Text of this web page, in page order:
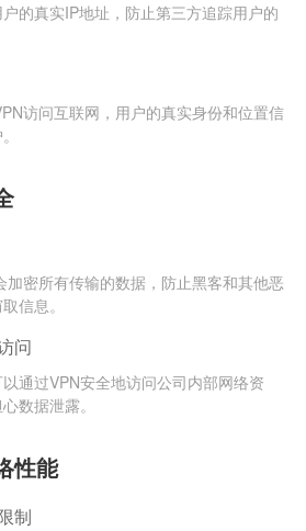
的真实IP地址，防止第三方追踪用户的
访问互联网，用户的真实身份和位置信
加密所有传输的数据，防止黑客和其他恶
信息。
问
通过VPN安全地访问公司内部网络资
数据泄露。
性能
制